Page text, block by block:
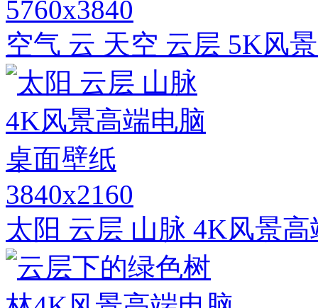
5760x3840
空气 云 天空 云层 5K风
3840x2160
太阳 云层 山脉 4K风景